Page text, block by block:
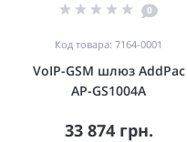
0
Код товара: 7164-0001
VoIP-GSM шлюз AddPac
AP-GS1004A
33 874 грн.